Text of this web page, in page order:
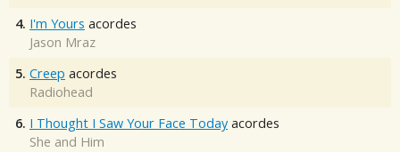
4. I'm Yours acordes
Jason Mraz
5. Creep acordes
Radiohead
6. I Thought I Saw Your Face Today acordes
She and Him